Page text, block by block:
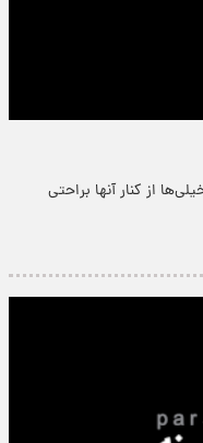
از کنار آنها براحتی